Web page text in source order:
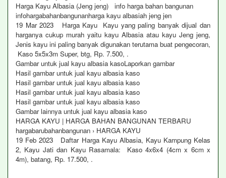
Harga Kayu Albasia (Jeng jeng) info harga bahan bangunan
infohargabahanbangunanharga kayu albasiah jeng jen
19 Mar 2023 Harga Kayu Kayu yang paling banyak dijual dan
harganya cukup murah yaitu kayu Albasia atau kayu Jeng jeng,
Jenis kayu ini paling banyak digunakan terutama buat pengecoran,
Kaso 5x5x3m Super, btg, Rp. 7.500, .
Gambar untuk jual kayu albasia kasoLaporkan gambar
Hasil gambar untuk jual kayu albasia kaso
Hasil gambar untuk jual kayu albasia kaso
Hasil gambar untuk jual kayu albasia kaso
Hasil gambar untuk jual kayu albasia kaso
Gambar lainnya untuk jual kayu albasia kaso
HARGA KAYU | HARGA BAHAN BANGUNAN TERBARU
hargabarubahanbangunan › HARGA KAYU
19 Feb 2023 Daftar Harga Kayu Albasia, Kayu Kampung Kelas
2, Kayu Jati dan Kayu Rasamala: Kaso 4x6x4 (4cm x 6cm x
4m), batang, Rp. 17.500, .